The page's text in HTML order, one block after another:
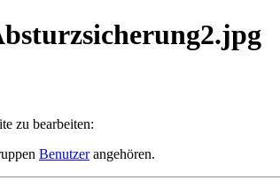
zu bearbeiten:
Benutzerangehören.